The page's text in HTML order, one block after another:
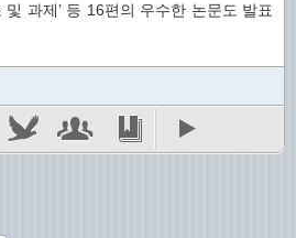
및 과제’ 등 16편의 우수한 논문도 발표